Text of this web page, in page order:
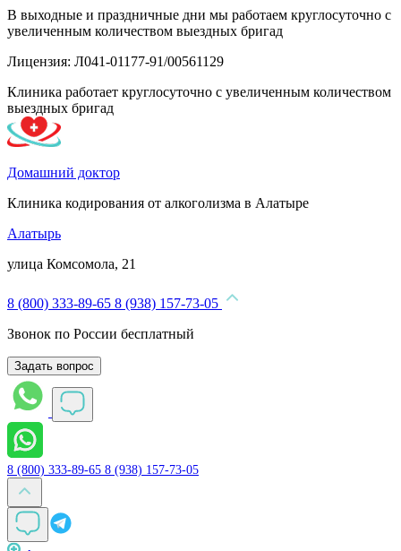
В выходные и праздничные дни мы работаем круглосуточно с
увеличенным количеством выездных бригад
Лицензия: Л041-01177-91/00561129
Клиника работает круглосуточно с увеличенным количеством
выездных бригад
Домашний доктор
Клиника кодирования от алкоголизма в Алатыре
Алатырь
улица Комсомола, 21
8 (800) 333-89-65 8 (938) 157-73-05
Звонок по России бесплатный
Задать вопрос
8 (800) 333-89-65 8 (938) 157-73-05